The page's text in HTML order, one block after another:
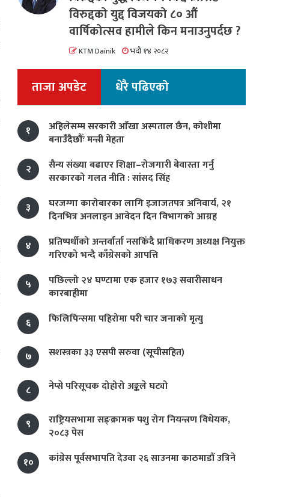
विरुद्दको युद्द विजयको ८० औं
वार्षिकोत्सव हामीले किन मनाउनुपर्दछ ?
KTM Dainik भदौ १४ २०८२
ताजा अपडेट धेरै पढिएको
१
अहिलेसम्म सरकारी आँखा अस्पताल छैन, कोशीमा
बनाउँदैछौँः मन्त्री मेहता
२
सैन्य संख्या बढाएर शिक्षा–रोजगारी बेवास्ता गर्नु
सरकारको गलत नीति : सांसद सिंह
३
घरजग्गा कारोबारका लागि इजाजतपत्र अनिवार्य, २१
दिनभित्र अनलाइन आवेदन दिन विभागको आग्रह
४
प्रतिष्पर्धीको अन्तर्वार्ता नसकिँदै प्राधिकरण अध्यक्ष नियुक्त
गरिएको भन्दै काँग्रेसको आपत्ति
५
पछिल्लो २४ घण्टामा एक हजार १७३ सवारीसाधन
कारबाहीमा
६
फिलिपिन्समा पहिरोमा परी चार जनाको मृत्यु
७ सशस्त्रका ३३ एसपी सरुवा (सूचीसहित)
८ नेप्से परिसूचक दोहोरो अङ्कले घट्यो
९
राष्ट्रियसभामा सङ्क्रामक पशु रोग नियन्त्रण विधेयक,
२०८३ पेस
१०
कांग्रेस पूर्वसभापति देउवा २६ साउनमा काठमाडौं उत्रिने